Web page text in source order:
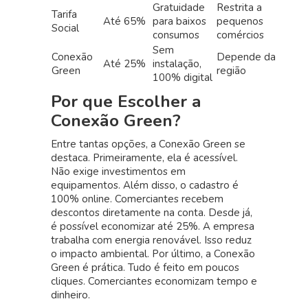
Tarifa
Social
Até 65%
Gratuidade
para baixos
consumos
Restrita a
pequenos
comércios
Conexão
Green
Até 25%
Sem
instalação,
100% digital
Depende da
região
Por que Escolher a
Conexão Green?
Entre tantas opções, a Conexão Green se
destaca. Primeiramente, ela é acessível.
Não exige investimentos em
equipamentos. Além disso, o cadastro é
100% online. Comerciantes recebem
descontos diretamente na conta. Desde já,
é possível economizar até 25%. A empresa
trabalha com energia renovável. Isso reduz
o impacto ambiental. Por último, a Conexão
Green é prática. Tudo é feito em poucos
cliques. Comerciantes economizam tempo e
dinheiro.